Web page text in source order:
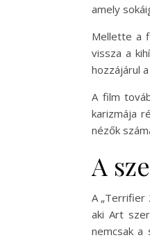
amely
Mellette a
vissza a
hozzájárul
A film
karizmája
nézők
A
A „Terrifier
aki Art
nemcsak a